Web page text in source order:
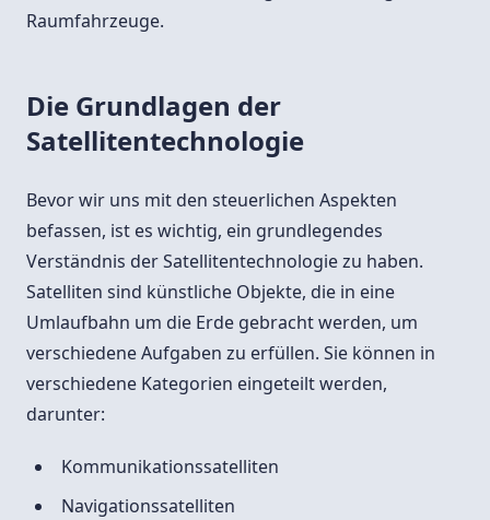
Raumfahrzeuge.
Die Grundlagen der
Satellitentechnologie
Bevor wir uns mit den steuerlichen Aspekten
befassen, ist es wichtig, ein grundlegendes
Verständnis der Satellitentechnologie zu haben.
Satelliten sind künstliche Objekte, die in eine
Umlaufbahn um die Erde gebracht werden, um
verschiedene Aufgaben zu erfüllen. Sie können in
verschiedene Kategorien eingeteilt werden,
darunter:
Kommunikationssatelliten
Navigationssatelliten